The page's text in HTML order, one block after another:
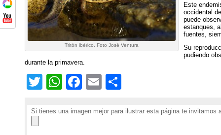
Tritón ibérico. Foto José Ventura
Este
occidental
puede
estanques,
fuentes,
Su
pudiendo
durante la primavera.
T
itt
W
at
F
c
E
ai m
Si tienes una imagen mejor para ilustrar esta página te invitamos